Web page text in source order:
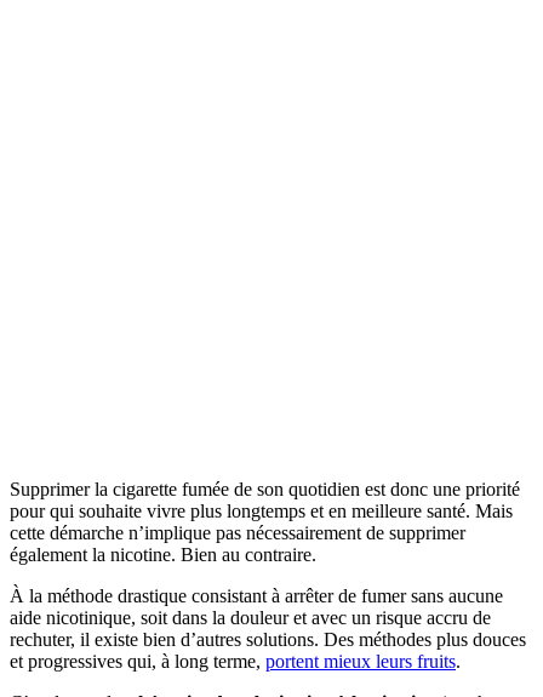
Supprimer la cigarette fumée de son quotidien est donc une priorité
pour qui souhaite vivre plus longtemps et en meilleure santé. Mais
cette démarche n’implique pas nécessairement de supprimer
également la nicotine. Bien au contraire.
À la méthode drastique consistant à arrêter de fumer sans aucune
aide nicotinique, soit dans la douleur et avec un risque accru de
rechuter, il existe bien d’autres solutions. Des méthodes plus douces
et progressives qui, à long terme, portent mieux leurs fruits.